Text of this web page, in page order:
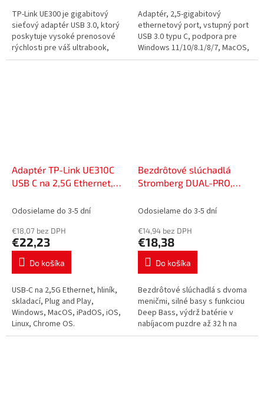
TP-Link UE300 je gigabitový
sieťový adaptér USB 3.0, ktorý
poskytuje vysoké prenosové
rýchlosti pre váš ultrabook,
MacBook Air alebo stolový
Adaptér, 2,5-gigabitový
ethernetový port, vstupný port
USB 3.0 typu C, podpora pre
Windows 11/10/8.1/8/7, MacOS,
iPadOS, Chrome OS, Linux OS,
Adaptér TP-Link UE310C
USB C na 2,5G Ethernet,
Odosielame do 3-5 dní
€18,07 bez DPH
€22,23
Do košíka
USB-C na 2,5G Ethernet, hliník,
skladací, Plug and Play,
Windows, MacOS, iPadOS, iOS,
Linux, Chrome OS.
Bezdrôtové slúchadlá
Stromberg DUAL-PRO,
Odosielame do 3-5 dní
€14,94 bez DPH
€18,38
Do košíka
Bezdrôtové slúchadlá s dvoma
meničmi, silné basy s funkciou
Deep Bass, výdrž batérie v
nabíjacom puzdre až 32 h na
jedno nabitie, ochrana IPX6,